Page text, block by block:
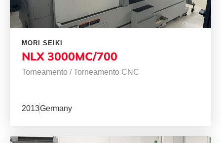
MORI SEIKI
NLX 3000MC/700
Torneamento /Torneamento CNC
2013Germany